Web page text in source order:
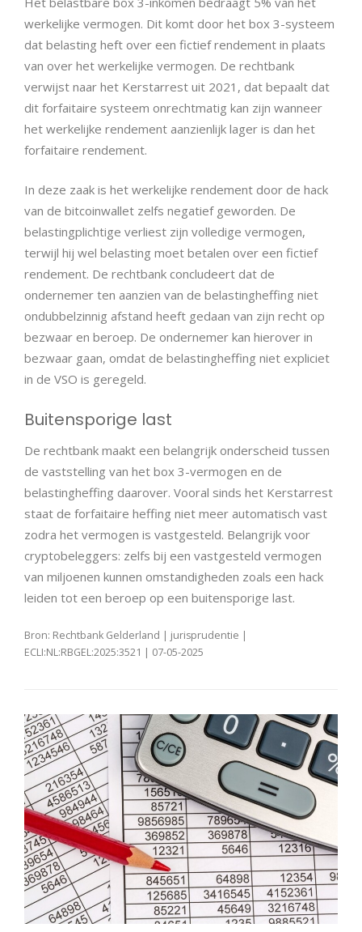
werkelijke vermogen. Dit komt door het box 3-systeem
dat belasting heft over een fictief rendement in plaats
van over het werkelijke vermogen. De rechtbank
verwijst naar het Kerstarrest uit 2021, dat bepaalt dat
dit forfaitaire systeem onrechtmatig kan zijn wanneer
het werkelijke rendement aanzienlijk lager is dan het
forfaitaire rendement.
In deze zaak is het werkelijke rendement door de hack
van de bitcoinwallet zelfs negatief geworden. De
belastingplichtige verliest zijn volledige vermogen,
terwijl hij wel belasting moet betalen over een fictief
rendement. De rechtbank concludeert dat de
ondernemer ten aanzien van de belastingheffing niet
ondubbelzinnig afstand heeft gedaan van zijn recht op
bezwaar en beroep. De ondernemer kan hierover in
bezwaar gaan, omdat de belastingheffing niet expliciet
in de VSO is geregeld.
Buitensporige last
De rechtbank maakt een belangrijk onderscheid tussen
de vaststelling van het box 3-vermogen en de
belastingheffing daarover. Vooral sinds het Kerstarrest
staat de forfaitaire heffing niet meer automatisch vast
zodra het vermogen is vastgesteld. Belangrijk voor
cryptobeleggers: zelfs bij een vastgesteld vermogen
van miljoenen kunnen omstandigheden zoals een hack
leiden tot een beroep op een buitensporige last.
Bron: Rechtbank Gelderland | jurisprudentie |
ECLI:NL:RBGEL:2025:3521 | 07-05-2025